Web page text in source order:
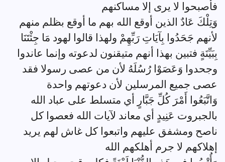
فأصبحوا لا يرى إلا مساكنهم
وَتِلْكَ عَادٌ الذين أوقع الله بهم ما أوقع بظلم منهم
لأنهم جَحَدُوا بِآيَاتِ رَبِّهِمْ ولهذا قالوا لهود مَا جِئْتَنَا
بِبَيِّنَةٍ فتبين بهذا أنهم متيقنون لدعوته وإنما عاندوا
وجحدوا وَعَصَوْا رُسُلَهُ لأن من عصى رسولا فقد
عصى جميع المرسلين لأن دعوتهم واحدة
وَاتَّبَعُوا أَمْرَ كُلِّ جَبَّارٍ أي متسلط على عباد الله
بالجبروت عَنِيدٍ أي معاند لآيات الله فعصوا كل
ناصح ومشفق عليهم واتبعوا كل غاش لهم يريد
إهلاكهم لا جرم أهلكهم الله